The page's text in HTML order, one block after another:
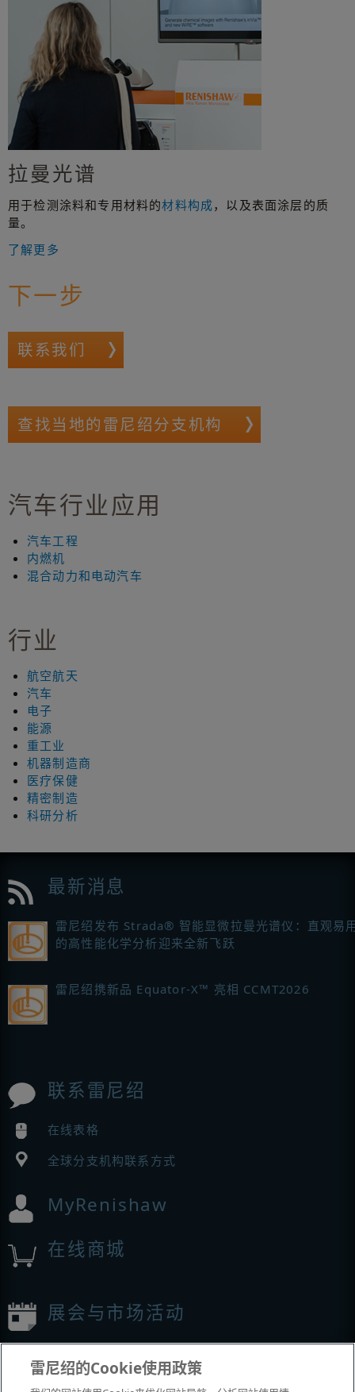
拉曼光谱
用于检测涂料和专用材料的材料构成，以及表面涂层的质
量。
了解更多
下一步
联系我们
查找当地的雷尼绍分支机构
汽车行业应用
汽车工程
内燃机
混合动力和电动汽车
行业
航空航天
汽车
电子
能源
重工业
机器制造商
医疗保健
精密制造
科研分析
最新消息
雷尼绍发布 Strada® 智能显微拉曼光谱仪：直观易
的高性能化学分析迎来全新飞跃
雷尼绍携新品 Equator-X™ 亮相 CCMT2026
联系雷尼绍
在线表格
全球分支机构联系方式
MyRenishaw
在线商城
展会与市场活动
雷尼绍的Cookie使用政策